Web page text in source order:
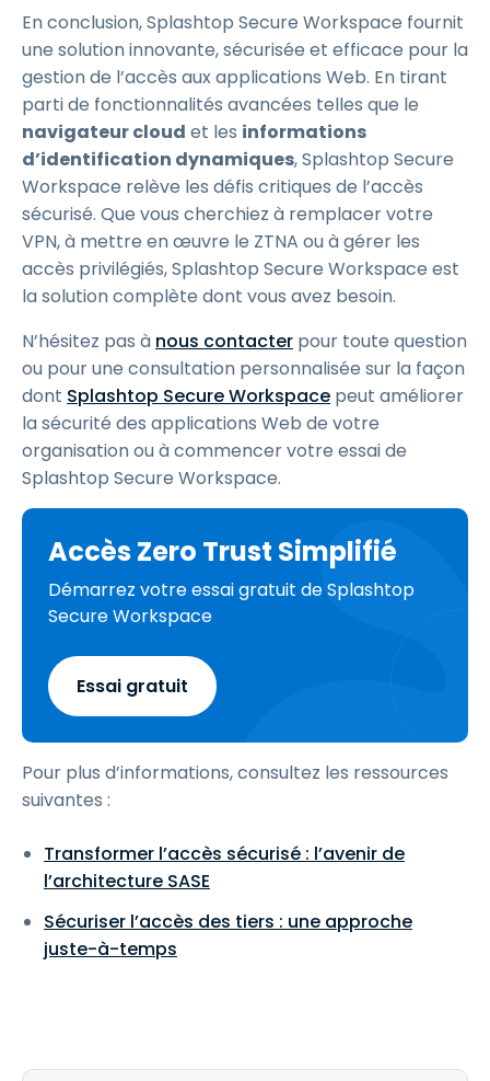
En conclusion, Splashtop Secure Workspace fournit
une solution innovante, sécurisée et efficace pour la
gestion de l’accès aux applications Web. En tirant
parti de fonctionnalités avancées telles que le
navigateur cloud et les informations
d’identification dynamiques, Splashtop Secure
Workspace relève les défis critiques de l’accès
sécurisé. Que vous cherchiez à remplacer votre
VPN, à mettre en œuvre le ZTNA ou à gérer les
accès privilégiés, Splashtop Secure Workspace est
la solution complète dont vous avez besoin.
N’hésitez pas à nous contacter pour toute question
ou pour une consultation personnalisée sur la façon
dont Splashtop Secure Workspace peut améliorer
la sécurité des applications Web de votre
organisation ou à commencer votre essai de
Splashtop Secure Workspace.
Accès Zero Trust Simplifié
Démarrez votre essai gratuit de Splashtop
Secure Workspace
Essai gratuit
Pour plus d’informations, consultez les ressources
suivantes :
Transformer l’accès sécurisé : l’avenir de
l’architecture SASE
Sécuriser l’accès des tiers : une approche
juste-à-temps